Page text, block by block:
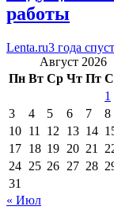
работы
Lenta.ru3 года
Август 2026
Пн Вт Ср Чт Пт
1
3
4 5 6 7 8
10 11 12 13 14
17 18 19 20 21
24 25 26 27 28
31
« Июл